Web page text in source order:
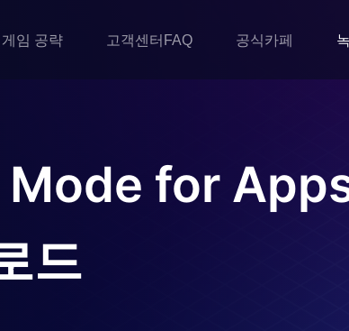
게임 공략 고객센터FAQ 공식카페
Mode for
드